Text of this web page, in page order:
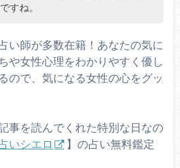
すね。
い師が多数在籍！あなたの気に
や女性心理をわかりやすく優し
ので、気になる女性の心をグッ
事を読んでくれた特別な日なの
いシエロ
】の占い無料鑑定